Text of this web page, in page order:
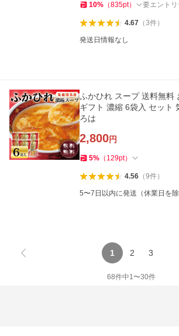
10% （835pt） 要エントリ
4.67（3件）
発送日情報なし
ふかひれ スープ 送料無料
ギフト 濃縮 6袋入 セット
ろは
2,800円
5% （ 129pt）
4.56（9件）
5〜7日以内に発送（休業日を除
1 2 3
68件中1〜30件